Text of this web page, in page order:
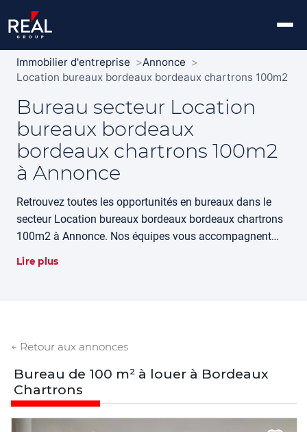
Immobilier d'entreprise
Annonce
Location bureaux bordeaux bordeaux chartrons 100m2
Bureau secteur Location
bureaux bordeaux
bordeaux chartrons 100m2
à Annonce
Retrouvez toutes les opportunités en bureaux dans le
secteur Location bureaux bordeaux bordeaux chartrons
100m2 à Annonce. Nos équipes vous accompagnent
dans votre recherche avec l'expertise historique Louis
Vacher.
Lire plus
← Retour aux annonces
Bureau de 100 m² à louer à Bordeaux
Chartrons